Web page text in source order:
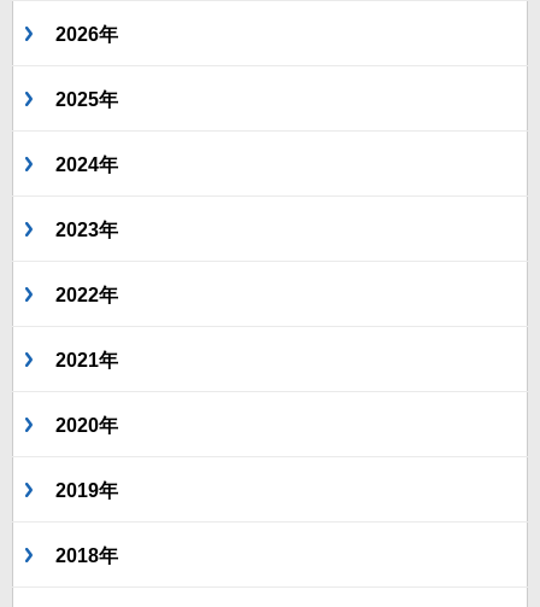
2026年
2025年
2024年
2023年
2022年
2021年
2020年
2019年
2018年